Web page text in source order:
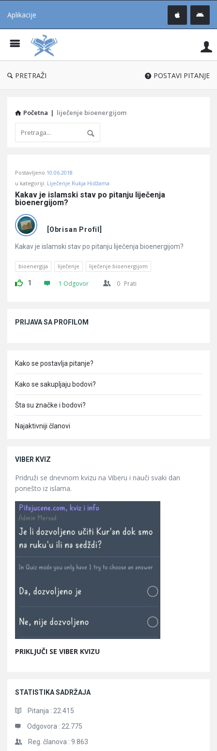
Aplikacije
®
PRETRAŽI POSTAVI PITANJE
Početna | liječenje bioenergijom
Učene
Latest
Pitanja
Postavljeno 10.06.2018
u kategoriji: Liječenje Rukja Hidžama
Kakav je islamski stav po pitanju liječenja
bioenergijom?
[Obrisan Profil]
Kakav je islamski stav po pitanju liječenja bioenergijom?
bioenergija liječenje liječenje bioenergijom
1 1 Odgovor 0 Prati
PRIJAVA SA PROFILOM
Kako se postavlja pitanje?
Kako se sakupljaju bodovi?
Šta su značke i bodovi?
Najaktivniji članovi
VIBER KVIZ
Pridruži se dnevnom kvizu na Viberu i nauči svaki dan
ponešto iz islama.
PRIKLJUČI SE VIBER KVIZU
STATISTIKA SADRŽAJA
Pitanja : 22.415
Odgovora : 22.775
Reg. članova : 9.863